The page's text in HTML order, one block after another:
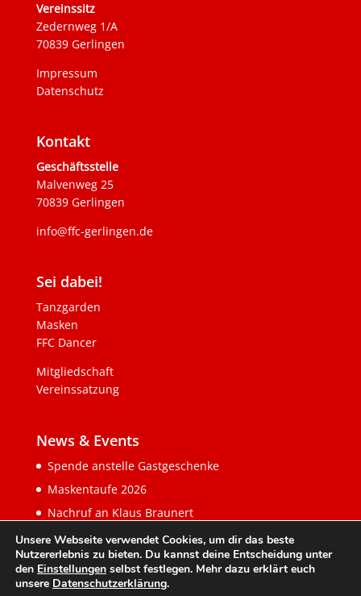
Vereinssitz
Zedernweg 1/A
70839 Gerlingen
Impressum
Datenschutz
Kontakt
Geschäftsstelle
Malvenweg 25
70839 Gerlingen
info@ffc-gerlingen.de
Sei dabei!
Tanzgarden
Masken
FFC Dancer
Mitgliedschaft
Vereinssatzung
News & Events
Spende anstelle Gastgeschenke
Maskentaufe 2026
Nachruf an Klaus Braunert
Unsere Webseite verwendet Cookies, um dir das beste
Nutzererlebnis zu bieten. Du kannst deine Entscheidung unter
den Einstellungen selbst festlegen. Mehr dazu erklärt euch
unsere Datenschutzerklärung.